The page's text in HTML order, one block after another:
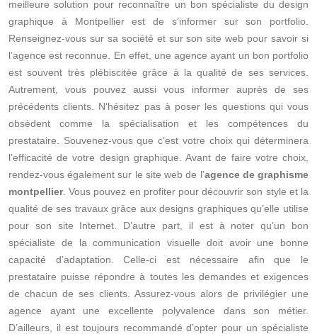
meilleure solution pour reconnaître un bon spécialiste du design
graphique à Montpellier est de s’informer sur son portfolio.
Renseignez-vous sur sa société et sur son site web pour savoir si
l’agence est reconnue. En effet, une agence ayant un bon portfolio
est souvent très plébiscitée grâce à la qualité de ses services.
Autrement, vous pouvez aussi vous informer auprès de ses
précédents clients. N’hésitez pas à poser les questions qui vous
obsèdent comme la spécialisation et les compétences du
prestataire. Souvenez-vous que c’est votre choix qui déterminera
l’efficacité de votre design graphique. Avant de faire votre choix,
rendez-vous également sur le site web de l’agence de graphisme
montpellier. Vous pouvez en profiter pour découvrir son style et la
qualité de ses travaux grâce aux designs graphiques qu’elle utilise
pour son site Internet. D’autre part, il est à noter qu’un bon
spécialiste de la communication visuelle doit avoir une bonne
capacité d’adaptation. Celle-ci est nécessaire afin que le
prestataire puisse répondre à toutes les demandes et exigences
de chacun de ses clients. Assurez-vous alors de privilégier une
agence ayant une excellente polyvalence dans son métier.
D’ailleurs, il est toujours recommandé d’opter pour un spécialiste